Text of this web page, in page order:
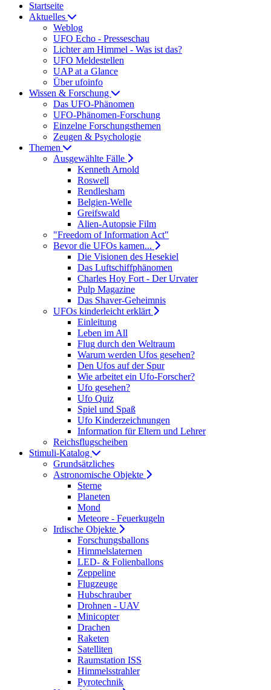
Startseite
Aktuelles
Weblog
UFO Echo - Presseschau
Lichter am Himmel - Was ist das?
UFO Meldestellen
UAP at a Glance
Über ufoinfo
Wissen & Forschung
Das UFO-Phänomen
UFO-Phänomen-Forschung
Einzelne Forschungsthemen
Zeugen & Psychologie
Themen
Ausgewählte Fälle
Kenneth Arnold
Roswell
Rendlesham
Belgien-Welle
Greifswald
Alien-Autopsie Film
"Freedom of Information Act"
Bevor die UFOs kamen...
Die Visionen des Hesekiel
Das Luftschiffphänomen
Charles Hoy Fort - Der Urvater
Pulp Magazine
Das Shaver-Geheimnis
UFOs kinderleicht erklärt
Einleitung
Leben im All
Flug durch den Weltraum
Warum werden Ufos gesehen?
Den Ufos auf der Spur
Wie arbeitet ein Ufo-Forscher?
Ufo gesehen?
Ufo Quiz
Spiel und Spaß
Ufo Kinderzeichnungen
Information für Eltern und Lehrer
Reichsflugscheiben
Stimuli-Katalog
Grundsätzliches
Astronomische Objekte
Sterne
Planeten
Mond
Meteore - Feuerkugeln
Irdische Objekte
Forschungsballons
Himmelslaternen
LED- & Folienballons
Zeppeline
Flugzeuge
Hubschrauber
Drohnen - UAV
Minicopter
Drachen
Raketen
Satelliten
Raumstation ISS
Himmelsstrahler
Pyrotechnik